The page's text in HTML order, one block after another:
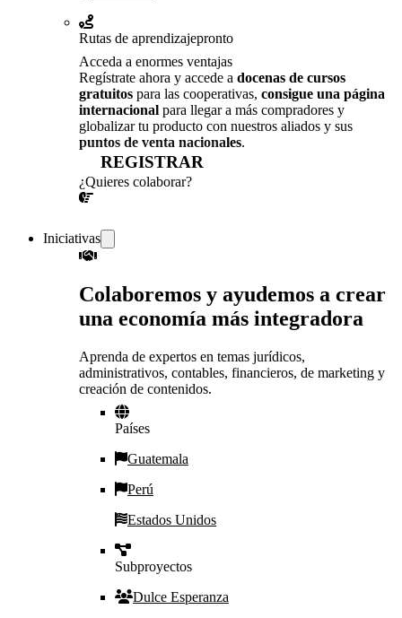
Rutas de aprendizajepronto
Acceda a enormes ventajas
Regístrate ahora y accede a docenas de cursos
gratuitos para las cooperativas, consigue una página
internacional para llegar a más compradores y
globalizar tu producto con nuestros aliados y sus
puntos de venta nacionales.
REGISTRAR
¿Quieres colaborar?
Iniciativas
Colaboremos y ayudemos a crear
una economía más integradora
Aprenda de expertos en temas jurídicos,
administrativos, contables, financieros, de marketing y
creación de contenidos.
Países
Guatemala
Perú
Estados Unidos
Subproyectos
Dulce Esperanza